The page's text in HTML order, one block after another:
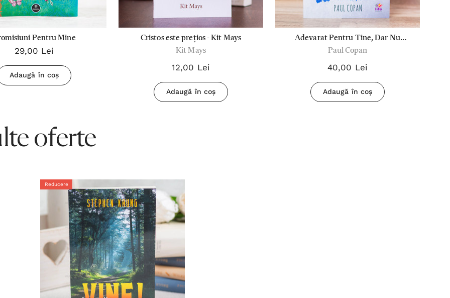
Pentru Mine
29,00 Lei
Adaugă în coș
Cristos este prețios - Kit Mays
Kit Mays
12,00 Lei
Adaugă în coș
Adevarat Pentru Tine, Dar Nu
Pentru Mine - Paul Copan
Paul Copan
40,00 Lei
Adaugă în coș
oferte
Reducere